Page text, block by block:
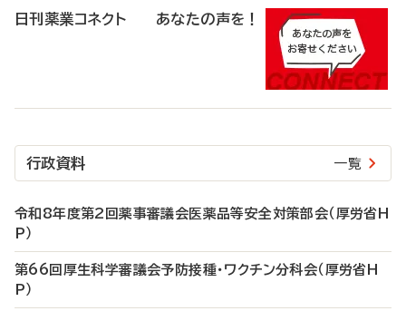
日刊薬業コネクト あなたの声を！
行政資料 一覧
令和8年度第2回薬事審議会医薬品等安全対策部会（厚労省H
P）
第66回厚生科学審議会予防接種・ワクチン分科会（厚労省H
P）